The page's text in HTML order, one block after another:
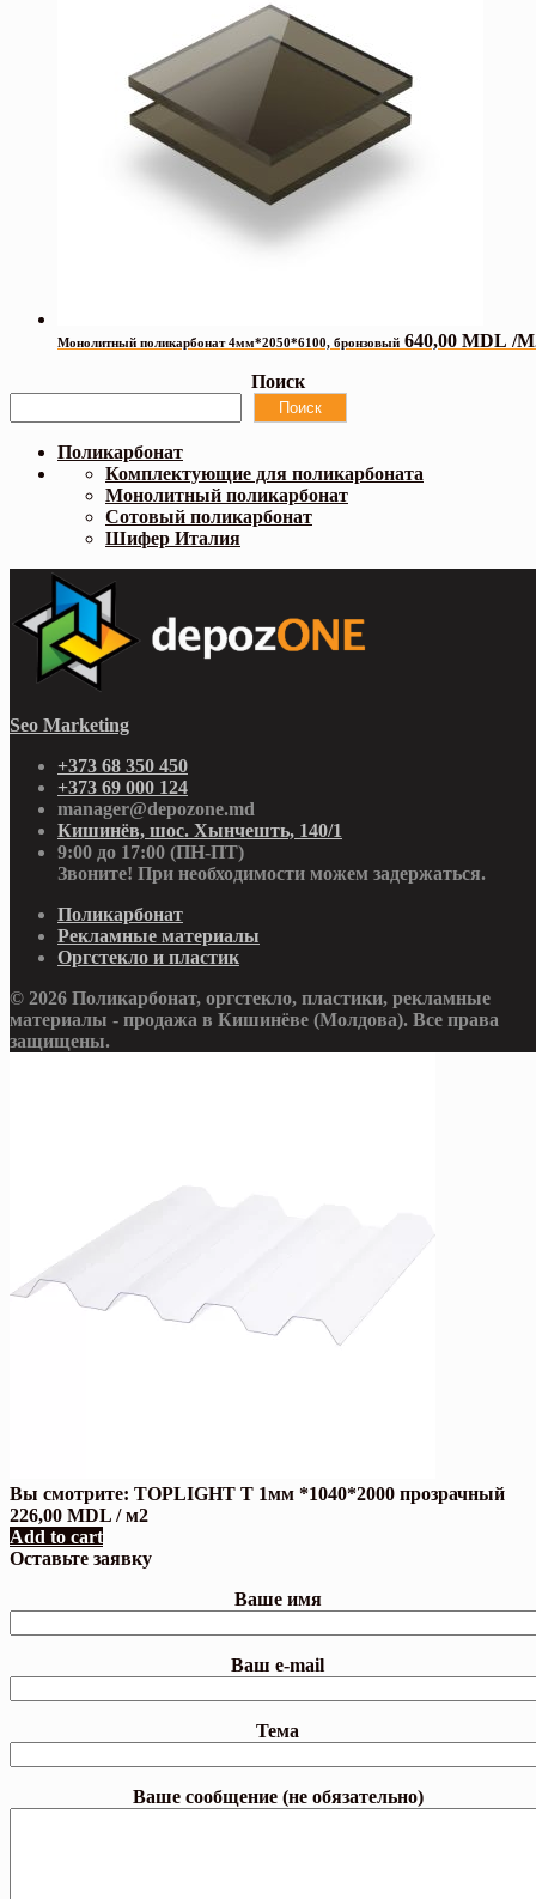
Монолитный поликарбонат 4мм*2050*6100, бронзовый 640,00 MDL /
Поиск
Поиск
Поликарбонат
Комплектующие для поликарбоната
Монолитный поликарбонат
Сотовый поликарбонат
Шифер Италия
Seo Marketing
+373 68 350 450
+373 69 000 124
manager@depozone.md
Кишинёв, шос. Хынчешть, 140/1
9:00 до 17:00 (ПН-ПТ)
Звоните! При необходимости можем задержаться.
Поликарбонат
Рекламные материалы
Оргстекло и пластик
© 2026 Поликарбонат, оргстекло, пластики, рекламные
материалы - продажа в Кишинёве (Молдова). Все права
защищены.
Вы смотрите: TOPLIGHT T 1мм *1040*2000 прозрачный
226,00 MDL / м2
Add to cart
Оставьте заявку
Ваше имя
Ваш e-mail
Тема
Ваше сообщение (не обязательно)